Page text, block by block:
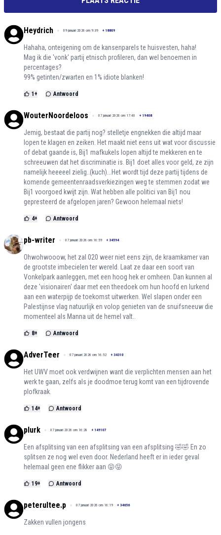
Heydrich 09 januari 2026 om 9:39 + 18809
Hahaha, onteigening om de kansenparels te huisvesten, haha!
Mag ik die 'vonk' partij etnisch profileren, dan wel benoemen in
percentages?
99% getinten/zwarten en 1% idiote blanken!
1 + Antwoord
WouterNoordeloos 07 januari 2026 om 17:40 + 19408
Jemig, bestaat die partij nog? stelletje engnekken die altijd maar
lopen te klagen en zeiken. Het maakt niet eens uit wat voor discussie
of debat gaande is, Bij1 mafkukels lopen altijd te mekkeren en te
schreeuwen dat het discriminatie is. Bij1 doet alles voor geld, ze zijn
namelijk heeeeel zielig..(kuch)...Het wordt tijd deze partij tijdens de
komende gemeentenraadsverkiezingen weg te stemmen zodat we
Bij1 voorgoed kwijt zijn. Wat hebben alle politici van Bij1 nou
gepresteerd de afgelopen jaren? Gewoon helemaal niets!
4+ Antwoord
pb-writer 07 januari 2026 om 16:59 + 34594
Ohwohwooow, het zal 020 weer niet eens zijn, de kraamkamer van
de grootste imbecielen ter wereld. Laat ze daar een soort van
Vonkelpark aanleggen, met een hoog hek er omheen. Dan kunnen al
deze 'visionairen' daar met een theedoek om hun hoofd en lurkend
aan een waterpijp de toekomst uitwerken. Wel slapen onder een
Palestijnse vlag natuurlijk en volop genieten van de snuifsneeuw die
momenteel als Manna uit de hemel valt..
8+ Antwoord
AdverTeer 07 januari 2026 om 16:52 + 34310
Het UWV moet ook verdwijnen want die verplichten mensen aan het
werk te gaan, zelfs als je doodmoe terug komt van een tijdrovende
plofkraak.
14+ Antwoord
plurk 07 januari 2026 om 16:28 + 149107
Een afsplitsing van een afsplitsing van een afsplitsing 🤣🤣 En zo
splitsen ze nog wel even door. Nederland heeft er in ieder geval
helemaal geen ene flikker aan 😝😝
19+ Antwoord
peterultee.p 07 januari 2026 om 16:19 + 34656
Zakken vullen jongens